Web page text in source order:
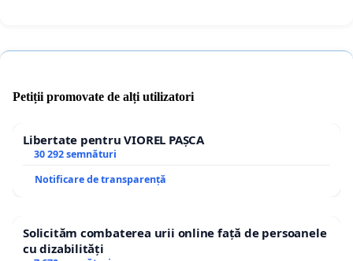
Petiții promovate de alți utilizatori
Libertate pentru VIOREL PAȘCA
30 292 semnături
Notificare de transparență
Solicităm combaterea urii online față de persoanele
cu dizabilități